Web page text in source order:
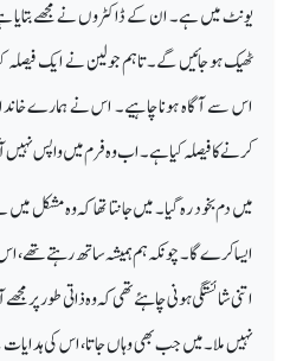
یونٹ میں ہے۔ ان کے ڈاکٹروں نے مجھے بتایا
ٹھیک ہو جائیں گے۔تاہم جولین نے ایک
اس سے آگاہ ہونا چاہیے۔ اس نے ہمارے
کرنے کا فیصلہ کیا ہے۔ اب وہ فرم میں واپس
میں دم بخود رہ گیا۔ میں جانتا تھا کہ وہ مشکل
ایسا کرے گا۔ چونکہ ہم ہمیشہ ساتھ رہتے
اتنی شائستگی ہونی چاہئے تھی کہ وہ ذاتی طور پر
نہیں ملا۔ میں جب بھی وہاں جاتا، اس کی